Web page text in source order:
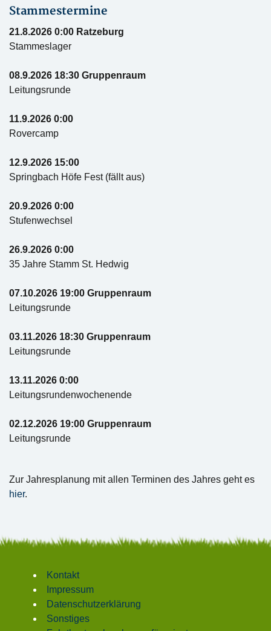
Stammestermine
21.8.2026 0:00 Ratzeburg
Stammeslager
08.9.2026 18:30 Gruppenraum
Leitungsrunde
11.9.2026 0:00
Rovercamp
12.9.2026 15:00
Springbach Höfe Fest (fällt aus)
20.9.2026 0:00
Stufenwechsel
26.9.2026 0:00
35 Jahre Stamm St. Hedwig
07.10.2026 19:00 Gruppenraum
Leitungsrunde
03.11.2026 18:30 Gruppenraum
Leitungsrunde
13.11.2026 0:00
Leitungsrundenwochenende
02.12.2026 19:00 Gruppenraum
Leitungsrunde
Zur Jahresplanung mit allen Terminen des Jahres geht es
hier.
Kontakt
Impressum
Datenschutzerklärung
Sonstiges